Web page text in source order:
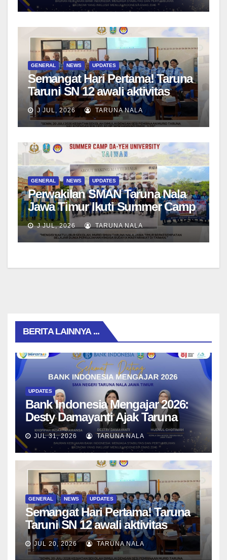
Berwawasan Global
GENERAL NEWS UPDATES
Semangat Hari Pertama! Taruna
Taruni SN 12 awali aktivitas
bersama Wali Kelas dan Tes
Asesmen Diagnostik
J JUL, 2026 TARUNA NALA
GENERAL NEWS UPDATES
Perwakilan SMAN Taruna Nala
Jawa Timur Ikuti Summer Camp
di Da-Yeh University, Taiwan
J JUL, 2026 TARUNA NALA
BERITA LAINNYA ...
UPDATES
Bank Indonesia Mengajar 2026:
Desty Damayanti Ajak Taruna
SMAN Taruna Nala Jawa Timur
Menjadi Generasi Pemimpin
Berwawasan Global
JUL 31, 2026 TARUNA NALA
GENERAL NEWS UPDATES
Semangat Hari Pertama! Taruna
Taruni SN 12 awali aktivitas
bersama Wali Kelas dan Tes
Asesmen Diagnostik
JUL 20, 2026 TARUNA NALA